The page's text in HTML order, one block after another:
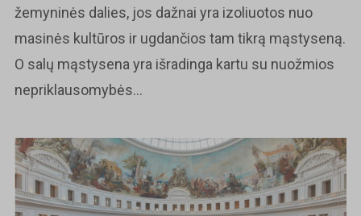
žemyninės dalies, jos dažnai yra izoliuotos nuo
masinės kultūros ir ugdančios tam tikrą mąstyseną.
O salų mąstysena yra išradinga kartu su nuožmios
nepriklausomybės...